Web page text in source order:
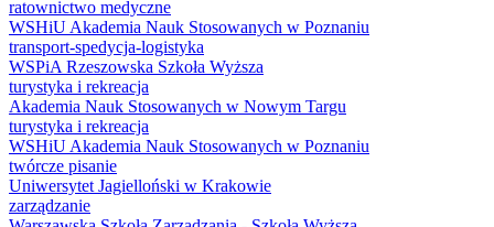
ratownictwo medyczne
WSHiU Akademia Nauk Stosowanych w Poznaniu
transport-spedycja-logistyka
WSPiA Rzeszowska Szkoła Wyższa
turystyka i rekreacja
Akademia Nauk Stosowanych w Nowym Targu
turystyka i rekreacja
WSHiU Akademia Nauk Stosowanych w Poznaniu
twórcze pisanie
Uniwersytet Jagielloński w Krakowie
zarządzanie